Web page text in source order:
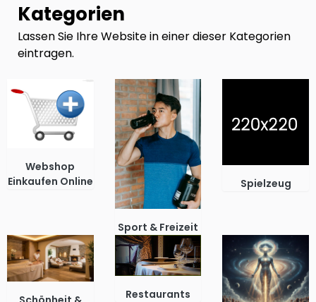
Kategorien
Lassen Sie Ihre Website in einer dieser Kategorien
eintragen.
Webshop
Einkaufen Online
Sport & Freizeit
Spielzeug
Restaurants